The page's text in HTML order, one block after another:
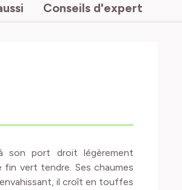
Conseils d'expert
son port droit légèrement
vert tendre. Ses chaumes
il croît en touffes